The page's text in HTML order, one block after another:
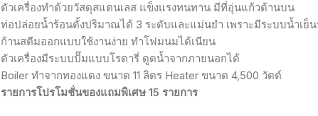
ตัวเครื่องทำด้วยวัสดุสแตนเลส แข็งแรงทนทาน มีที่อุ่นแก้วด้านบน
ท่อปล่อยน้ำร้อนตั้งปริมาณได้ 3 ระดับและแม่นยำ เพราะมีระบบน้ำเย็
ก้านสตีมออกแบบใช้งานง่าย ทำโฟมนมได้เนียน
ตัวเครื่องมีระบบปั๊มแบบโรตารี่ ดูดน้ำจากภายนอกได้
Boiler ทำจากทองแดง ขนาด 11 ลิตรHeater ขนาด 4,500 วัตต์
รายการโปรโมชั่นของแถมพิเศษ15 รายการ